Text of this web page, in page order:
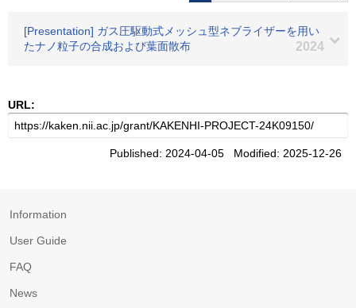
[Presentation] ガス圧駆動式メッシュ型ネブライザーを用い
たナノ粒子の合成および葉面散布
2024
URL:
Published: 2024-04-05 Modified: 2025-12-26
Information
User Guide
FAQ
News